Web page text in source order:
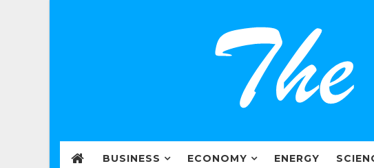
BUSINESS ECONOMY ENERGY